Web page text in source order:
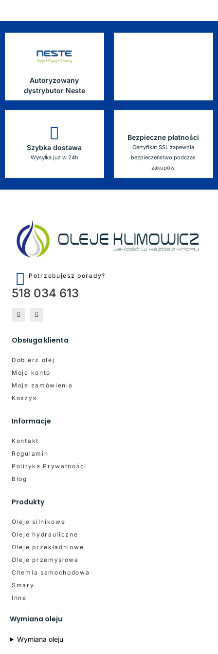
Autoryzowany
dystrybutor Neste
Szybka dostawa
Wysyłka już w 24h
Bezpieczne płatności
Certyfikat SSL zapewnia
bezpieczeństwo podczas
zakupów.
Potrzebujesz porady?
518 034 613
Obsługa klienta
Dobierz olej
Moje konto
Moje zamówienia
Koszyk
Informacje
Kontakt
Regulamin
Polityka Prywatności
Blog
Produkty
Oleje silnikowe
Oleje hydrauliczne
Oleje przekładniowe
Oleje przemysłowe
Chemia samochodowa
Smary
Inne
Wymiana oleju
Wymiana oleju